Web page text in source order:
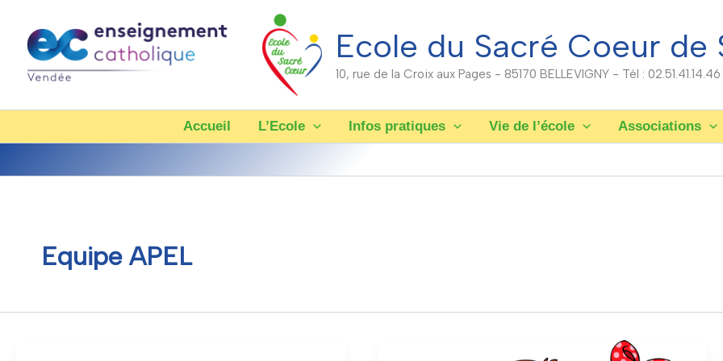
contenu
Ecole du Sacré Coeur de
10, rue de la Croix aux Pages - 85170 BELLEVIGNY - Tél : 02.51.41.14.46
Accueil L’Ecole Infos pratiques Vie de l’école Associations
Equipe APEL